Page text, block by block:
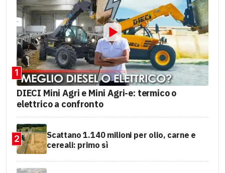
1
DIECI Mini Agri e Mini Agri-e: termico o
elettrico a confronto
2
Scattano 1.140 milioni per olio, carne e
cereali: primo sì